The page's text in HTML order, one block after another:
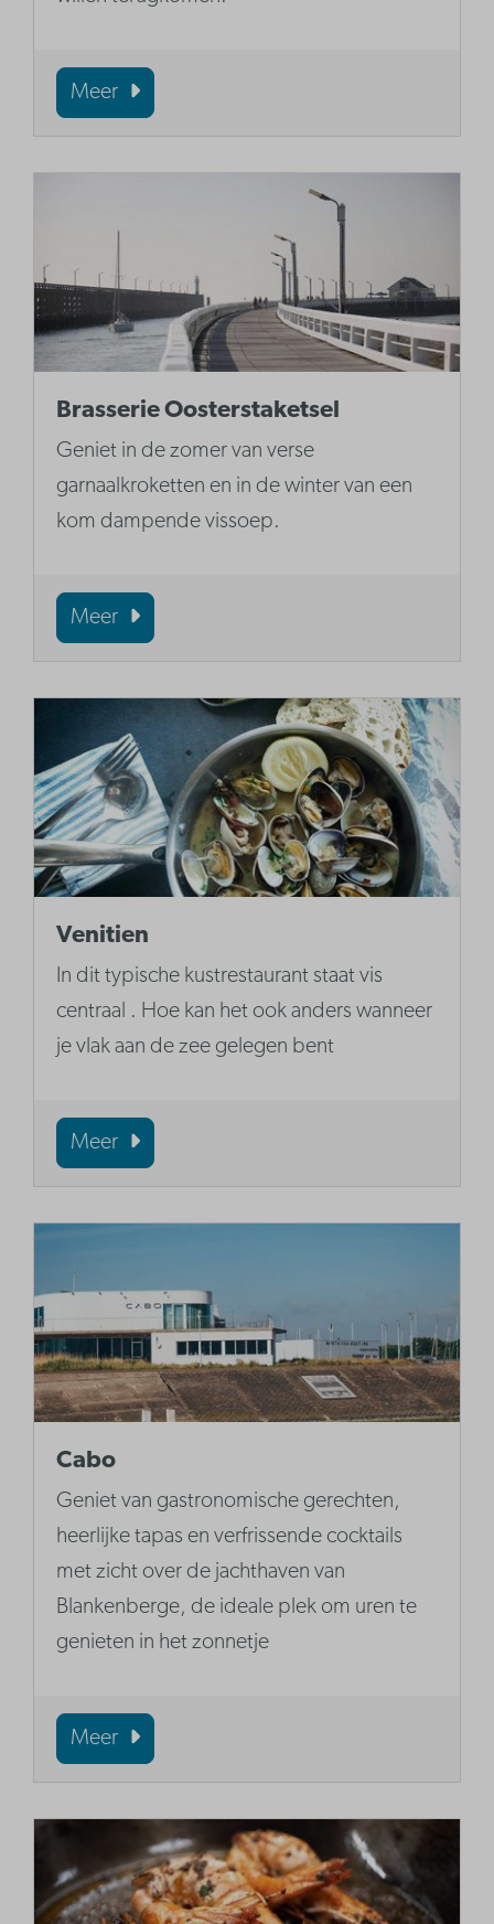
Meer
Brasserie Oosterstaketsel
Geniet in de zomer van verse
garnaalkroketten en in de winter van een
kom dampende vissoep.
Meer
Venitien
In dit typische kustrestaurant staat vis
centraal . Hoe kan het ook anders wanneer
je vlak aan de zee gelegen bent
Meer
Cabo
Geniet van gastronomische gerechten,
heerlijke tapas en verfrissende cocktails
met zicht over de jachthaven van
Blankenberge, de ideale plek om uren te
genieten in het zonnetje
Meer